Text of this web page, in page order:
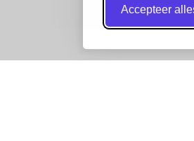
Accepteer